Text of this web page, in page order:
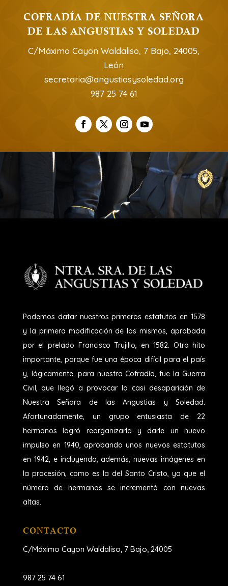
COFRADÍA DE NUESTRA SEÑORA
DE LAS ANGUSTIAS Y SOLEDAD
C/Máximo Cayon Waldaliso, 7 Bajo, 24005,
León
secretaria@angustiasysoledad.org
987 25 74 61
Podemos datar nuestros primeros estatutos en 1578
y la primera modificación de los mismos, aprobada
por el prelado Francisco Trujillo, en 1582. Otro hito
importante, porque fue una época difícil para el país
y, lógicamente, para nuestra Cofradía, fue la Guerra
Civil, que llegó a provocar la casi desaparición de
Nuestra Señora de las Angustias y Soledad.
Afortunadamente, un grupo entusiasta de 22
hermanos logró reorganizarla y darle un nuevo
impulso en 1940, aprobando unos nuevos estatutos
en 1942, e incluyendo, además, nuevas imágenes en
la procesión, como es la del Santo Cristo, ya que el
número de hermanos se incrementó con nuevas
altas.
CONTACTO
C/Máximo Cayon Waldaliso, 7 Bajo, 24005
987 25 74 61